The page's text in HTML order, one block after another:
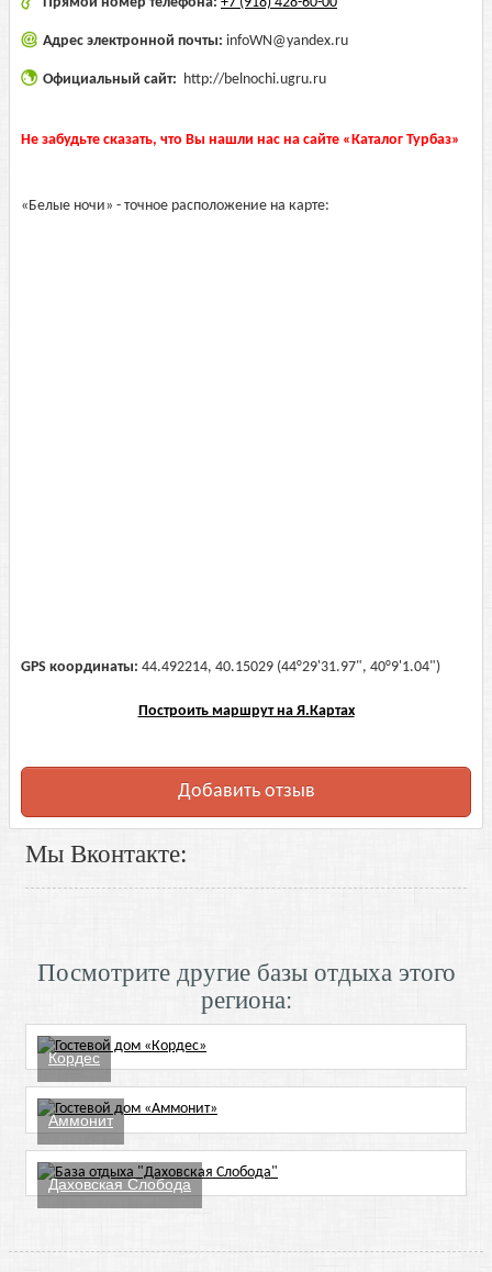
Адрес электронной почты: infoWN@yandex.ru
Официальный сайт: http://belnochi.ugru.ru
Не забудьте сказать, что Вы нашли нас на сайте «Каталог Турбаз»
«Белые ночи» - точное расположение на карте:
GPS координаты: 44.492214, 40.15029 (44°29'31.97", 40°9'1.04")
Построить маршрут на Я.Картах
Добавить отзыв
Мы Вконтакте:
Посмотрите другие базы отдыха этого
региона:
Кордес
Аммонит
Даховская Слобода